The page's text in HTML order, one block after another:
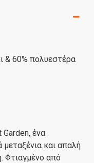
& 60% πολυεστέρα
ένα
και απαλή
Φτιαγμένο από